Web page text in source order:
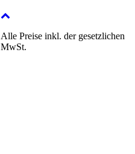
Alle Preise inkl. der gesetzlichen
MwSt.